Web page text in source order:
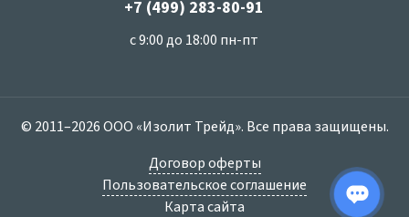
+7 (499) 283-80-91
с 9:00 до 18:00 пн-пт
© 2011–2026 ООО «Изолит Трейд». Все права защищены.
Договор оферты
Пользовательское соглашение
Карта сайта